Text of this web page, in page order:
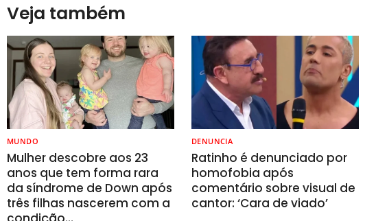
Veja também
MUNDO
Mulher descobre aos 23
anos que tem forma rara
da síndrome de Down após
três filhas nascerem com a
DENUNCIA
Ratinho é denunciado por
homofobia após
comentário sobre visual de
cantor: ‘Cara de viado’